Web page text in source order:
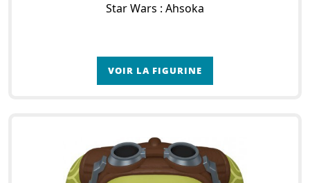
Star Wars : Ahsoka
VOIR LA FIGURINE